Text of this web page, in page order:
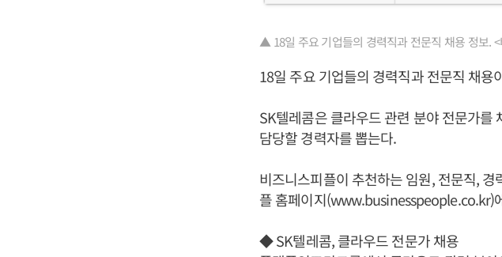
▲ 18일 주요 기업들의 경력직과 전문직 채용 정보.
18일 주요 기업들의 경력직과 전문직 채용
SK텔레콤은 클라우드 관련 분야 전문가
담당할 경력자를 뽑는다.
비즈니스피플이 추천하는 임원, 전문직,
플 홈페이지(www.businesspeople.co.kr)
◆ SK텔레콤, 클라우드 전문가 채용